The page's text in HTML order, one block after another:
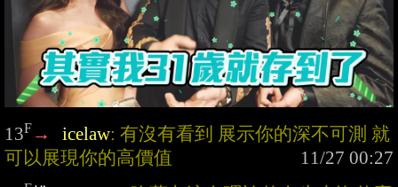
13F → icelaw: 有沒有看到 展示你的深不可測 就
可以展現你的高價值